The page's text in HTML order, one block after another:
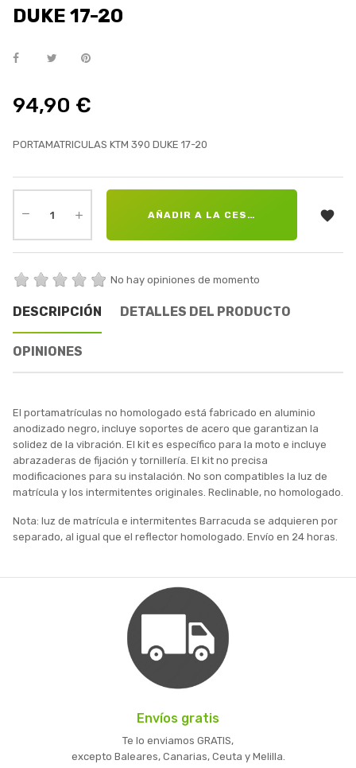
DUKE 17-20
94,90 €
PORTAMATRICULAS KTM 390 DUKE 17-20
AÑADIR A LA CESTA 
No hay opiniones de momento
DESCRIPCIÓN DETALLES DEL PRODUCTO
OPINIONES
El portamatrículas no homologado está fabricado en aluminio
anodizado negro, incluye soportes de acero que garantizan la
solidez de la vibración. El kit es específico para la moto e incluye
abrazaderas de fijación y tornillería. El kit no precisa
modificaciones para su instalación. No son compatibles la luz de
matrícula y los intermitentes originales. Reclinable, no homologado.
Nota: luz de matrícula e intermitentes Barracuda se adquieren por
separado, al igual que el reflector homologado. Envío en 24 horas.
Envíos gratis
Te lo enviamos GRATIS,
excepto Baleares, Canarias, Ceuta y Melilla.